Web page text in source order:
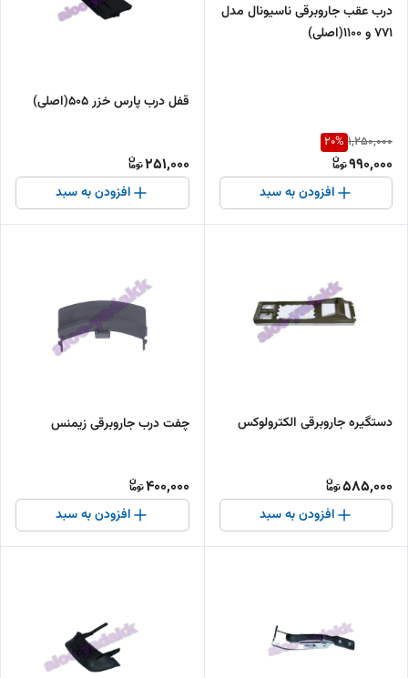
درب عقب جاروبرقی ناسیونال مدل
771 و 1100(اصلی)
1,250,000
20%
990,000
افزودن به سبد
قفل درب پارس خزر ۵۰۵(اصلی)
251,000
افزودن به سبد
دستگیره جاروبرقی الکترولوکس
585,000
افزودن به سبد
چفت درب جاروبرقی زیمنس
400,000
افزودن به سبد